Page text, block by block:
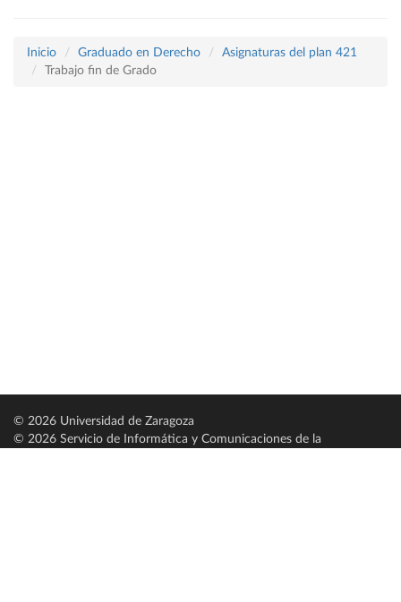
Inicio Graduado en Derecho
Asignaturas del plan 421
Trabajo fin de Grado
© 2026 Universidad de Zaragoza
© 2026 Servicio de Informática y Comunicaciones de la